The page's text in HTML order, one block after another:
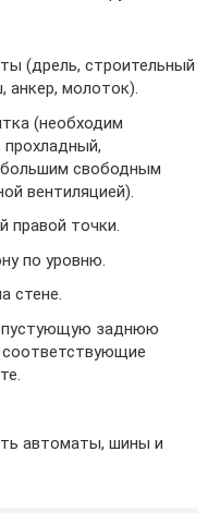
(дрель, строительный
анкер, молоток).
(необходим
свободным
вентиляцией).
правой точки.
по уровню.
стене.
пустующую заднюю
соответствующие
автоматы, шины и